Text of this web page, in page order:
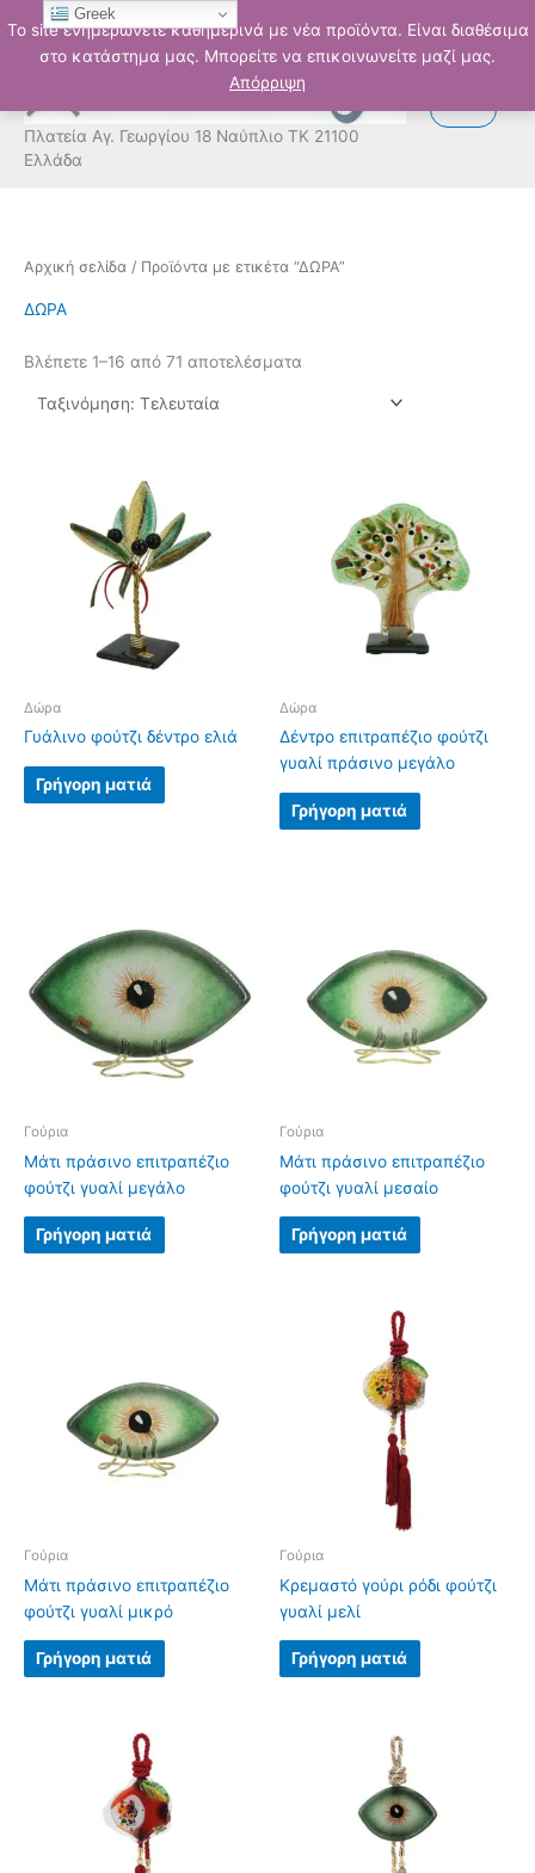
Το site ενημερώνετε καθημερινά με νέα προϊόντα. Είναι διαθέσιμα
στο κατάστημα μας. Μπορείτε να επικοινωνείτε μαζί μας.
Απόρριψη
Μετάβαση
στο
περιεχόμενο
Πλατεία Αγ. Γεωργίου 18 Ναύπλιο ΤΚ 21100
Ελλάδα
Αρχική σελίδα / Προϊόντα με ετικέτα “ΔΩΡΑ”
ΔΩΡΑ
Βλέπετε 1–16 από 71 αποτελέσματα
Sorted
by
Δώρα
Γυάλινο φούτζι δέντρο ελιά
Γρήγορη ματιά
Δώρα
Δέντρο επιτραπέζιο φούτζι
γυαλί πράσινο μεγάλο
Γρήγορη ματιά
Γούρια
Μάτι πράσινο επιτραπέζιο
φούτζι γυαλί μεγάλο
Γρήγορη ματιά
Γούρια
Μάτι πράσινο επιτραπέζιο
φούτζι γυαλί μεσαίο
Γρήγορη ματιά
Γούρια
Μάτι πράσινο επιτραπέζιο
φούτζι γυαλί μικρό
Γρήγορη ματιά
Γούρια
Κρεμαστό γούρι ρόδι φούτζι
γυαλί μελί
Γρήγορη ματιά
Greek